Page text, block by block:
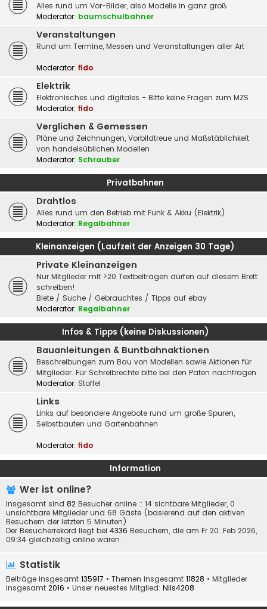
Alles rund um Vor-Bilder, also Modelle in ganz groß
Moderator: baumschulbahner
Veranstaltungen
Rund um Termine, Messen und Veranstaltungen aller Art
Moderator: fido
Elektrik
Elektronisches und digitales - Bitte keine Fragen zum MZS
Moderator: fido
Verglichen & Gemessen
Pläne und Zeichnungen, Vorbildtreue und Maßstäblichkeit
von handelsüblichen Modellen
Moderator: Schrauber
Privatbahnen
Drahtlos
Alles rund um den Betrieb mit Funk & Akku (Elektrik)
Moderator: Regalbahner
Kleinanzeigen (Laufzeit der Anzeigen 30 Tage)
Private Kleinanzeigen
Nur Mitglieder mit >20 Textbeiträgen dürfen auf diesem Brett
schreiben!
Biete / Suche / Gebrauchtes / Tipps auf ebay
Moderator: Regalbahner
Infos & Tipps (keine Diskussionen)
Bauanleitungen & Buntbahnaktionen
Beschreibungen zum Bau von Modellen sowie Aktionen für
Mitglieder. Für Schreibrechte bitte bei den Paten nachfragen
Moderator: Stoffel
Links
Links auf besondere Angebote rund um große Spuren,
Selbstbauten und Gartenbahnen
Moderator: fido
Information
Wer ist online?
Insgesamt sind 82 Besucher online :: 14 sichtbare Mitglieder, 0
unsichtbare Mitglieder und 68 Gäste (basierend auf den aktiven
Besuchern der letzten 5 Minuten)
Der Besucherrekord liegt bei 4336 Besuchern, die am Fr 20. Feb 2026,
09:34 gleichzeitig online waren.
Statistik
Beiträge insgesamt 135917 • Themen insgesamt 11828 • Mitglieder
insgesamt 2016 • Unser neuestes Mitglied: Nils4208